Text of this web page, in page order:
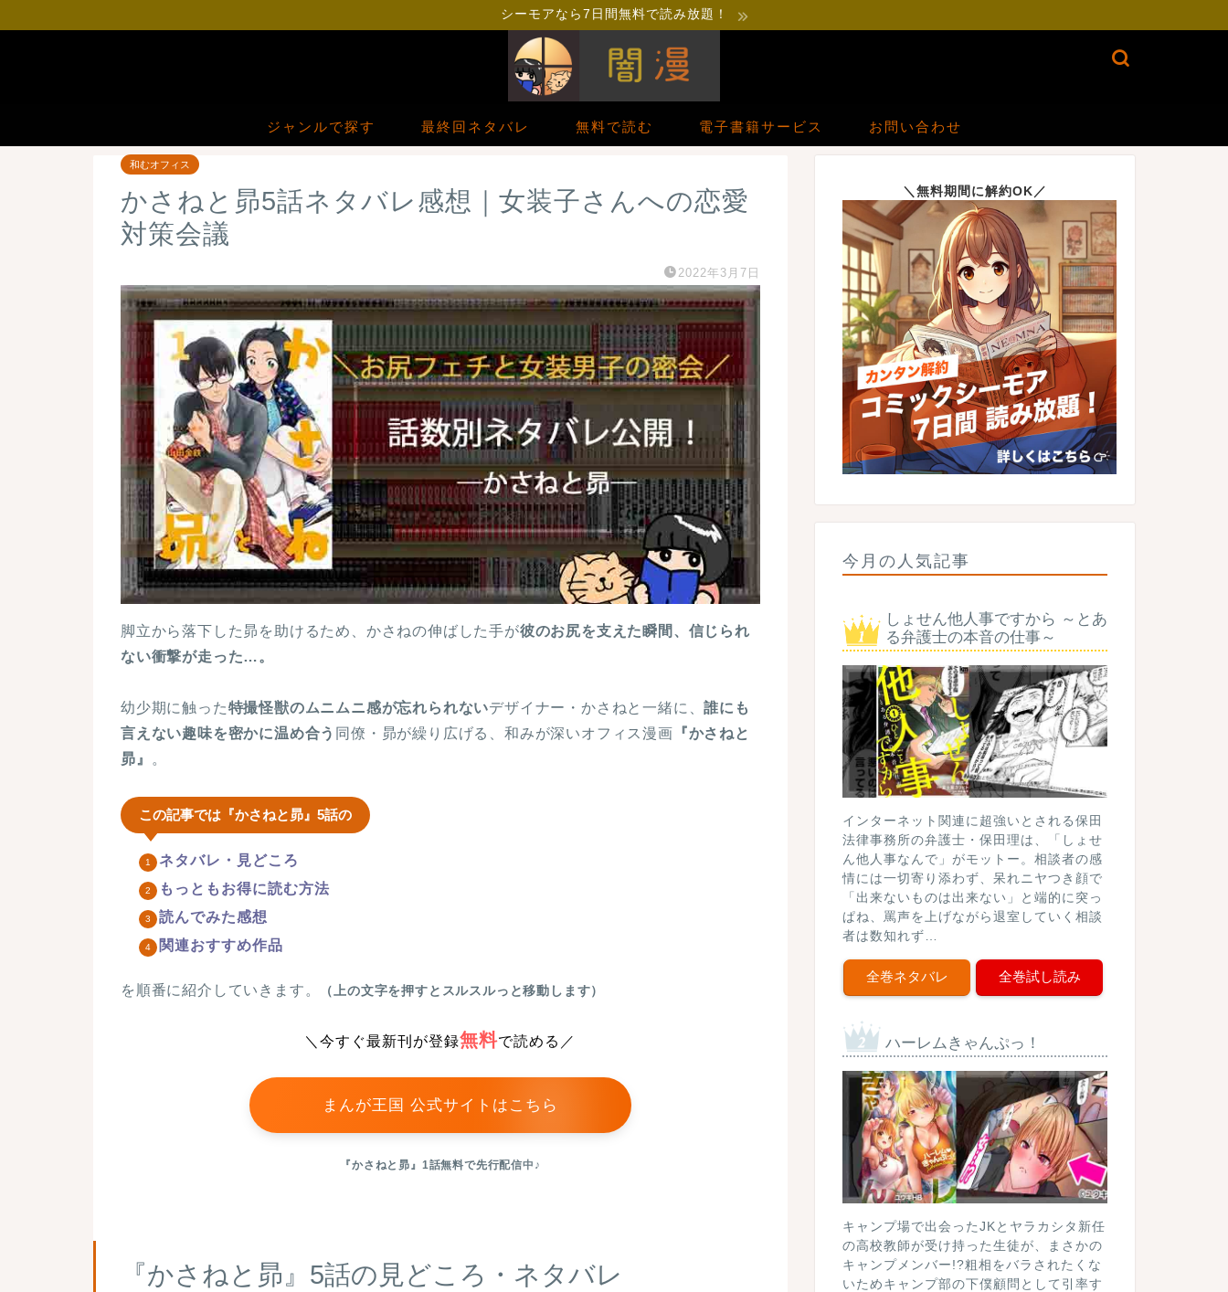
シーモアなら7日間無料で読み放題！
ジャンルで探す 最終回ネタバレ 無料で読む 電子書籍サービス お問い合わせ
和むオフィス
かさねと昴5話ネタバレ感想｜女装子さんへの恋愛
対策会議
2022年3月7日
脚立から落下した昴を助けるため、かさねの伸ばした手が彼のお尻を支えた瞬間、信じられ
ない衝撃が走った…。
幼少期に触った特撮怪獣のムニムニ感が忘れられないデザイナー・かさねと一緒に、誰にも
言えない趣味を密かに温め合う 同僚・昴が繰り広げる、和みが深いオフィス漫画 『かさねと
昴』
。
この記事では『かさねと昴』5話の
ネタバレ・見どころ
もっともお得に読む方法
読んでみた感想
関連おすすめ作品
を順番に紹介していきます。 （上の文字を押すとスルスルっと移動します）
＼今すぐ最新刊が登録無料で読める／
まんが王国 公式サイトはこちら
『かさねと昴』1話無料で先行配信中♪
『かさねと昴』5話の見どころ・ネタバレ
＼無料期間に解約OK／
今月の人気記事
しょせん他人事ですから ～とあ
る弁護士の本音の仕事～
インターネット関連に超強いとされる保田
法律事務所の弁護士・保田理は、「しょせ
ん他人事なんで」がモットー。相談者の感
情には一切寄り添わず、呆れニヤつき顔で
「出来ないものは出来ない」と端的に突っ
ぱね、罵声を上げながら退室していく相談
者は数知れず…
全巻ネタバレ 全巻試し読み
ハーレムきゃんぷっ！
キャンプ場で出会ったJKとヤラカシタ新任
の高校教師が受け持った生徒が、まさかの
キャンプメンバー!?粗相をバラされたくな
いためキャンプ部の下僕顧問として引率す